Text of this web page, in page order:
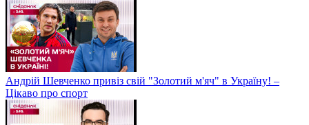
Андрій Шевченко привіз свій "Золотий м'яч" в Україну! –
Цікаво про спорт